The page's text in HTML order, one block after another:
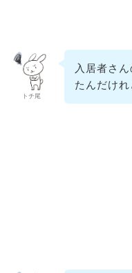
トチ尾
入居者さ
たんだけ